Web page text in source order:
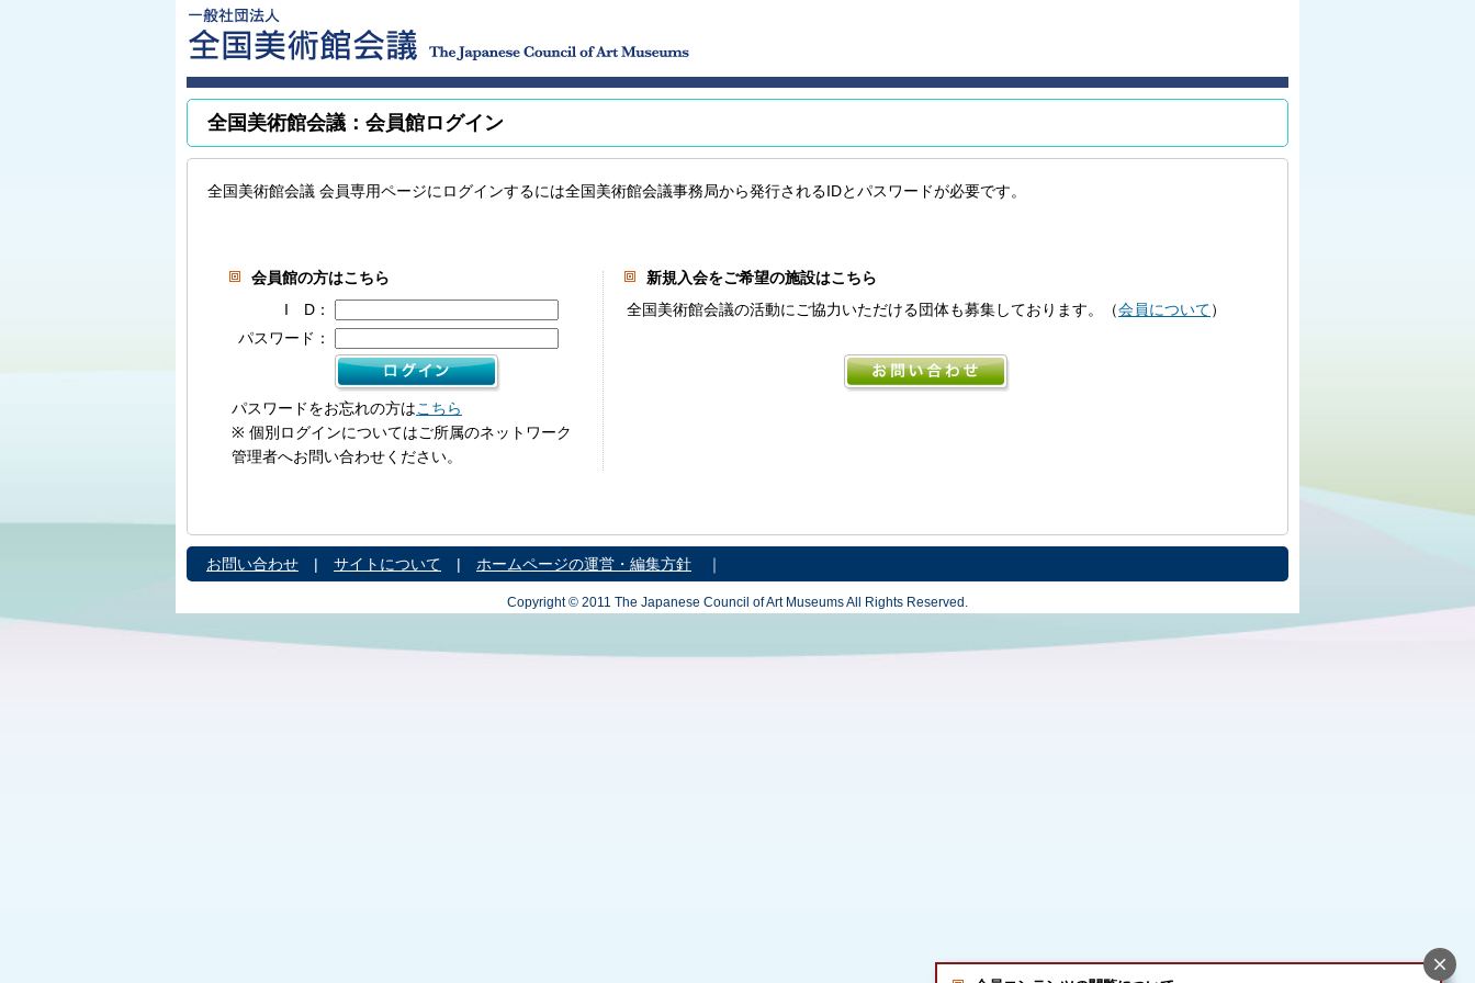
全国美術館会議：会員館ログイン
全国美術館会議 会員専用ページにログインするには全国美術館会議事務局から発行されるIDとパスワードが必要です。
会員館の方はこちら
I D：
パスワード：
パスワードをお忘れの方はこちら
※ 個別ログインについてはご所属のネットワーク
管理者へお問い合わせください。
新規入会をご希望の施設はこちら
全国美術館会議の活動にご協力いただける団体も募集しております。（会員について）
お問い合わせ | サイトについて | ホームページの運営・編集方針 ｜
Copyright © 2011 The Japanese Council of Art Museums All Rights Reserved.